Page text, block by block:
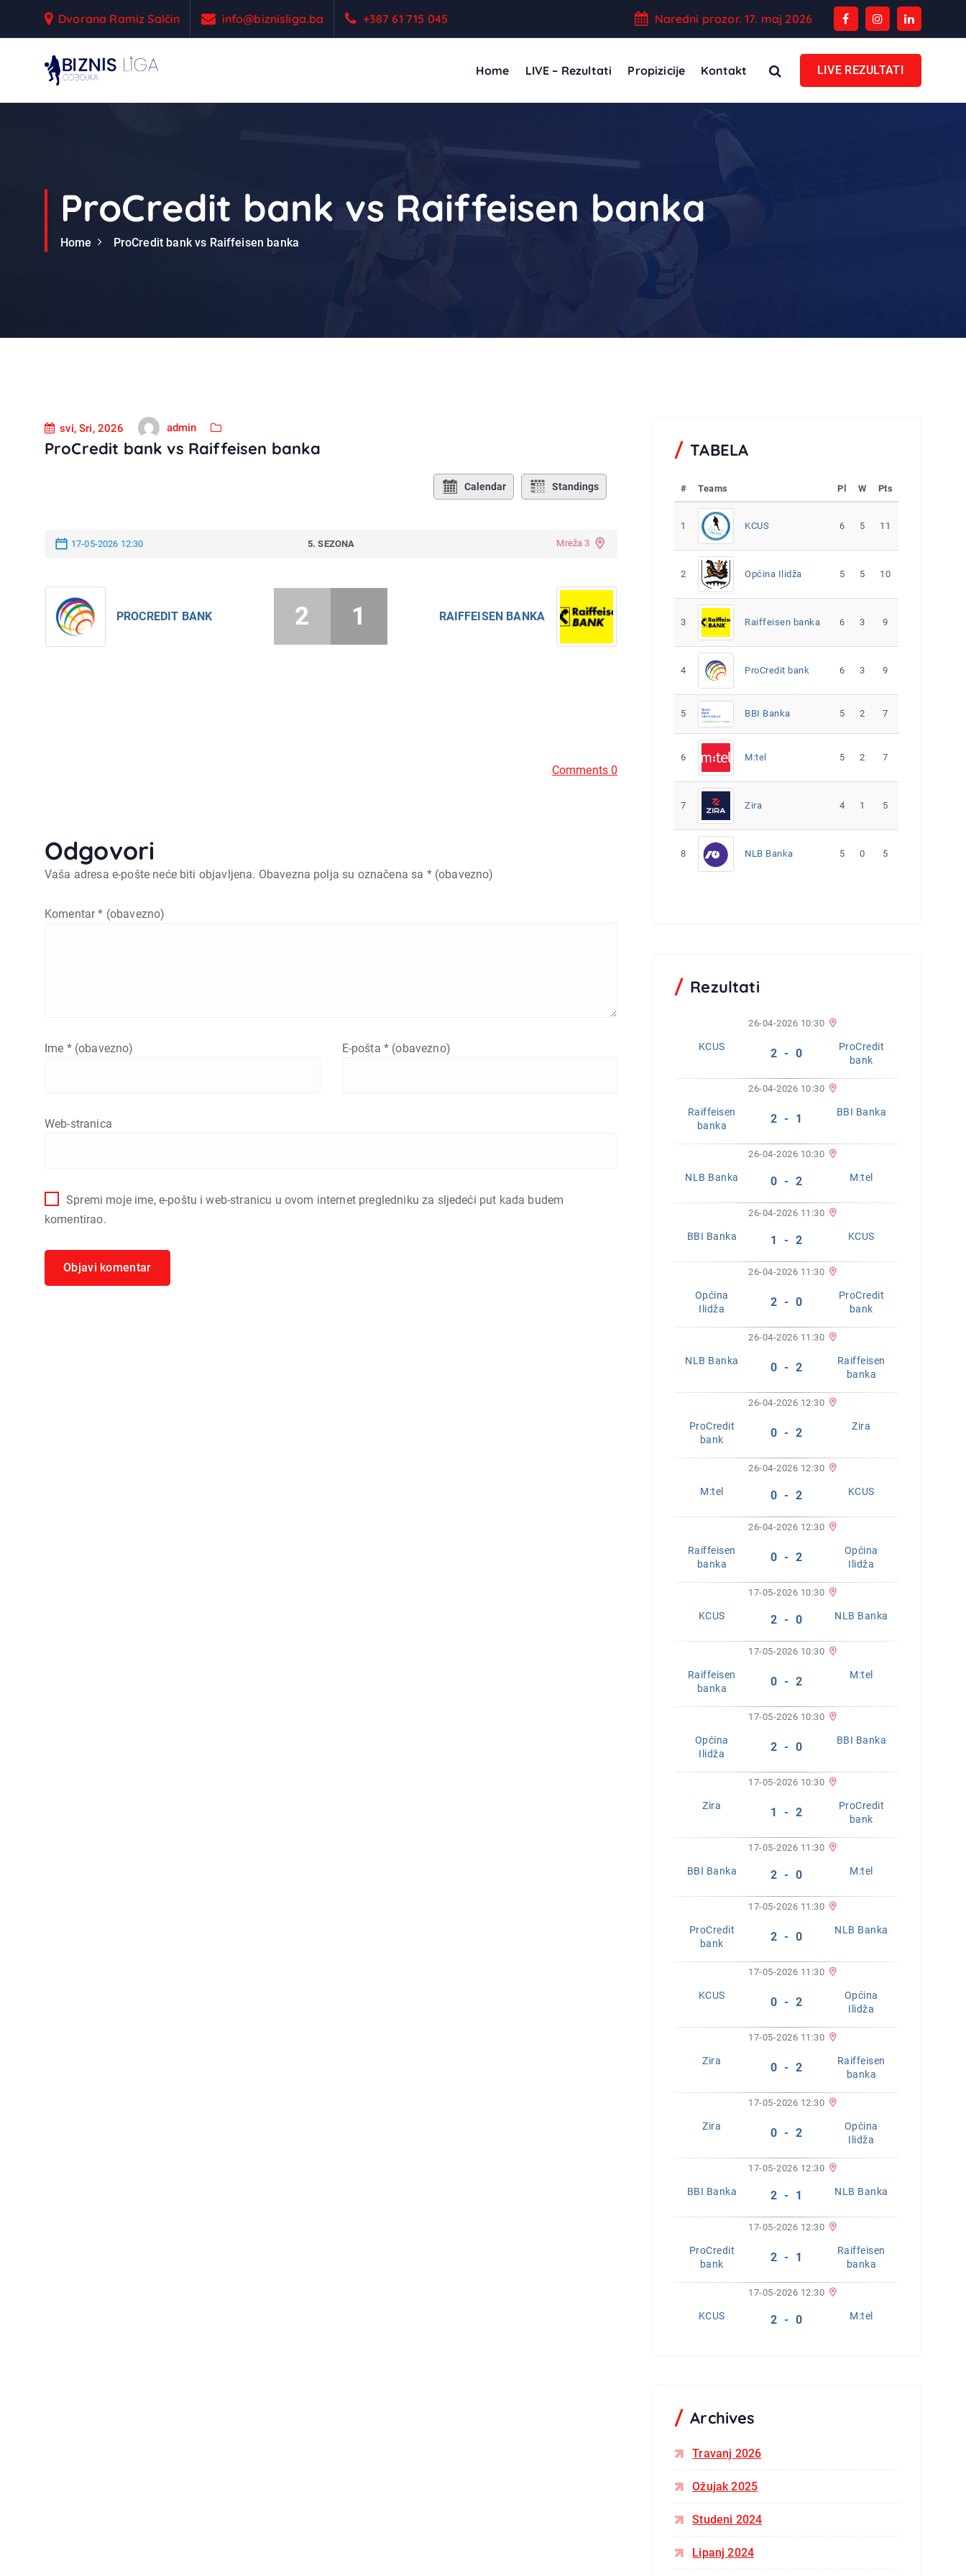
Dvorana Ramiz Salčin info@biznisliga.ba +387 61 715 045 Naredni prozor. 17. maj 2026
Home LIVE – Rezultati Propizicije Kontakt LIVE REZULTATI
ProCredit bank vs Raiffeisen banka
Home ProCredit bank vs Raiffeisen banka
svi, Sri, 2026 admin
ProCredit bank vs Raiffeisen banka
Calendar Standings
17-05-2026 12:30 5. SEZONA Mreža 3
PROCREDIT BANK RAIFFEISEN BANKA
2 1
Comments 0
Odgovori
Vaša adresa e-pošte neće biti objavljena. Obavezna polja su označena sa * (obavezno)
Komentar* (obavezno)
Ime * (obavezno) E-pošta * (obavezno)
Web-stranica
Spremi moje ime, e-poštu i web-stranicu u ovom internet pregledniku za sljedeći put kada budem
komentirao.
TABELA
# Teams Pl W Pts
1 KCUS 6 5 11
2 Općina Ilidža 5 5 10
3 Raiffeisen banka 6 3 9
4 ProCredit bank 6 3 9
5 BBI Banka 5 2 7
6 M:tel 5 2 7
7 Zira 4 1 5
8 NLB Banka 5 0 5
Rezultati
26-04-2026 10:30
KCUS 2 - 0
ProCredit
bank
26-04-2026 10:30
Raiffeisen
banka
2 - 1 BBI Banka
26-04-2026 10:30
NLB Banka 0 - 2 M:tel
26-04-2026 11:30
BBI Banka 1 - 2 KCUS
26-04-2026 11:30
Općina
Ilidža
2 - 0
ProCredit
bank
26-04-2026 11:30
NLB Banka 0 - 2
Raiffeisen
banka
26-04-2026 12:30
ProCredit
bank
0 - 2 Zira
26-04-2026 12:30
M:tel 0 - 2 KCUS
26-04-2026 12:30
Raiffeisen
banka
0 - 2
Općina
Ilidža
17-05-2026 10:30
KCUS 2 - 0 NLB Banka
17-05-2026 10:30
Raiffeisen
banka
0 - 2 M:tel
17-05-2026 10:30
Općina
Ilidža
2 - 0 BBI Banka
17-05-2026 10:30
Zira 1 - 2
ProCredit
bank
17-05-2026 11:30
BBI Banka 2 - 0 M:tel
17-05-2026 11:30
ProCredit
bank
2 - 0 NLB Banka
17-05-2026 11:30
KCUS 0 - 2
Općina
Ilidža
17-05-2026 11:30
Zira 0 - 2
Raiffeisen
banka
17-05-2026 12:30
Zira 0 - 2
Općina
Ilidža
17-05-2026 12:30
BBI Banka 2 - 1 NLB Banka
17-05-2026 12:30
ProCredit
bank
2 - 1
Raiffeisen
banka
17-05-2026 12:30
KCUS 2 - 0 M:tel
Archives
Travanj 2026
Ožujak 2025
Studeni 2024
Lipanj 2024